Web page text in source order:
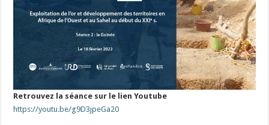
Retrouvez la séance sur le lien Youtube
https://youtu.be/g9D3jpeGa20